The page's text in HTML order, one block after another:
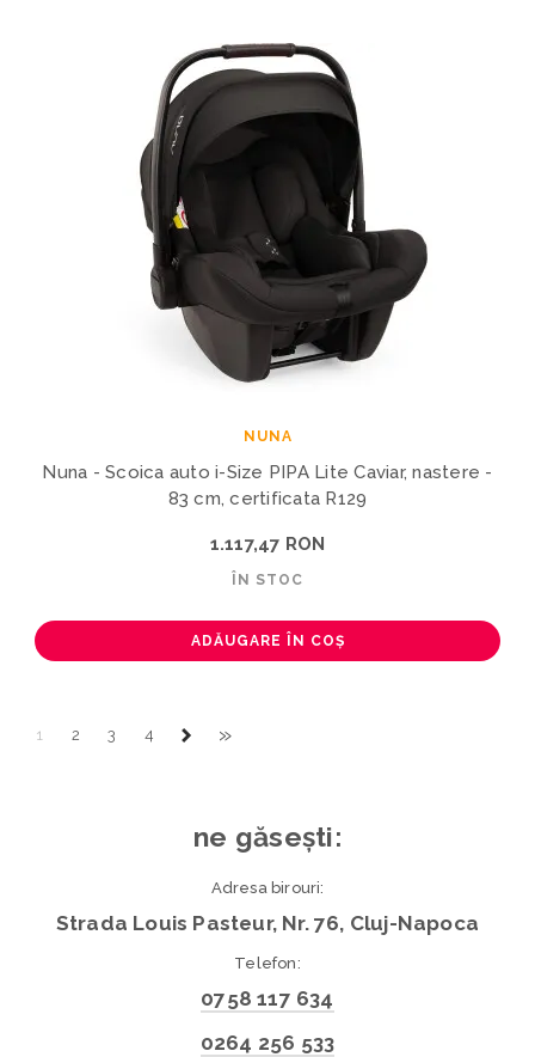
NUNA
Nuna - Scoica auto i-Size PIPA Lite Caviar, nastere -
83 cm, certificata R129
1.117,47 RON
ÎN STOC
ADĂUGARE ÎN COȘ
1 2 3 4 »
ne găsești:
Adresa birouri:
Strada Louis Pasteur, Nr. 76, Cluj-Napoca
Telefon:
0758 117 634
0264 256 533